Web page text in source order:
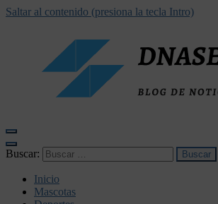
Saltar al contenido (presiona la tecla Intro)
Buscar:
Inicio
Mascotas